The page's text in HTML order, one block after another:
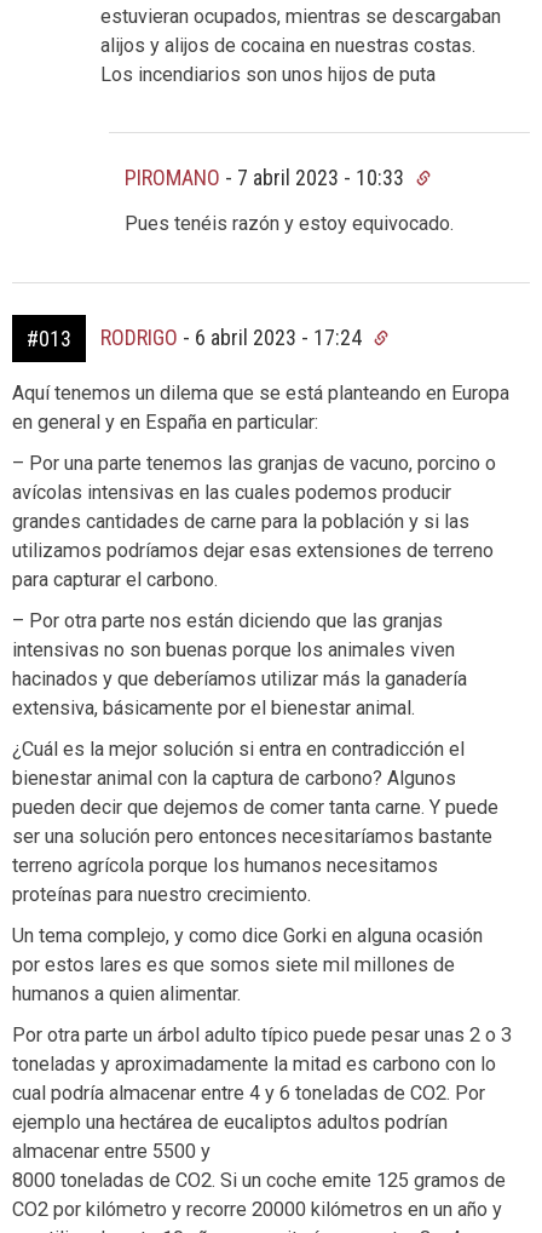
estuvieran ocupados, mientras se descargaban
alijos y alijos de cocaina en nuestras costas.
Los incendiarios son unos hijos de puta
PIROMANO - 7 abril 2023 - 10:33
Pues tenéis razón y estoy equivocado.
#013 RODRIGO - 6 abril 2023 - 17:24
Aquí tenemos un dilema que se está planteando en Europa
en general y en España en particular:
– Por una parte tenemos las granjas de vacuno, porcino o
avícolas intensivas en las cuales podemos producir
grandes cantidades de carne para la población y si las
utilizamos podríamos dejar esas extensiones de terreno
para capturar el carbono.
– Por otra parte nos están diciendo que las granjas
intensivas no son buenas porque los animales viven
hacinados y que deberíamos utilizar más la ganadería
extensiva, básicamente por el bienestar animal.
¿Cuál es la mejor solución si entra en contradicción el
bienestar animal con la captura de carbono? Algunos
pueden decir que dejemos de comer tanta carne. Y puede
ser una solución pero entonces necesitaríamos bastante
terreno agrícola porque los humanos necesitamos
proteínas para nuestro crecimiento.
Un tema complejo, y como dice Gorki en alguna ocasión
por estos lares es que somos siete mil millones de
humanos a quien alimentar.
Por otra parte un árbol adulto típico puede pesar unas 2 o 3
toneladas y aproximadamente la mitad es carbono con lo
cual podría almacenar entre 4 y 6 toneladas de CO2. Por
ejemplo una hectárea de eucaliptos adultos podrían
almacenar entre 5500 y
8000 toneladas de CO2. Si un coche emite 125 gramos de
CO2 por kilómetro y recorre 20000 kilómetros en un año y